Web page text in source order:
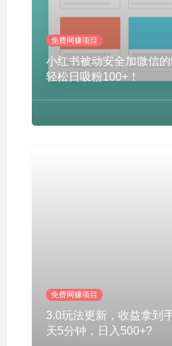
免费网赚项目
小红书被动安全加微信的
轻松日吸粉100+！
免费网赚项目
3.0玩法更新，收益拿到
天5分钟，日入500+?